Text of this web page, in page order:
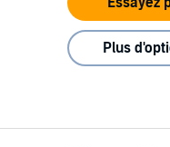
Plus